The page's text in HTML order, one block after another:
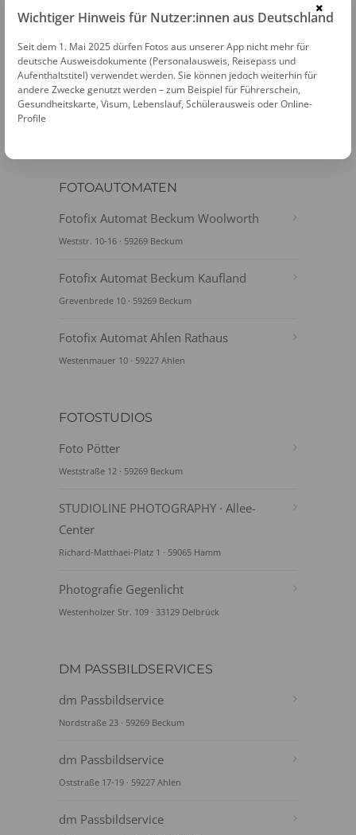
PASSFOTOS ONLINE ERSTELLEN
FOTOAUTOMATEN
Fotofix Automat Beckum Woolworth
Weststr. 10-16 · 59269 Beckum
Fotofix Automat Beckum Kaufland
Grevenbrede 10 · 59269 Beckum
Fotofix Automat Ahlen Rathaus
Westenmauer 10 · 59227 Ahlen
FOTOSTUDIOS
Foto Pötter
Weststraße 12 · 59269 Beckum
STUDIOLINE PHOTOGRAPHY · Allee-
Center
Richard-Matthaei-Platz 1 · 59065 Hamm
Photografie Gegenlicht
Westenholzer Str. 109 · 33129 Delbrück
DM PASSBILDSERVICES
dm Passbildservice
Nordstraße 23 · 59269 Beckum
dm Passbildservice
Oststraße 17-19 · 59227 Ahlen
dm Passbildservice
×
Wichtiger Hinweis für Nutzer:innen aus Deutschland
Seit dem 1. Mai 2025 dürfen Fotos aus unserer App nicht mehr für
deutsche Ausweisdokumente (Personalausweis, Reisepass und
Aufenthaltstitel) verwendet werden. Sie können jedoch weiterhin für
andere Zwecke genutzt werden – zum Beispiel für Führerschein,
Gesundheitskarte, Visum, Lebenslauf, Schülerausweis oder Online-
Profile